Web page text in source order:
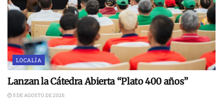
LOCALÍA
Lanzan la Cátedra Abierta “Plato 400 años”
5 DE AGOSTO DE 2026